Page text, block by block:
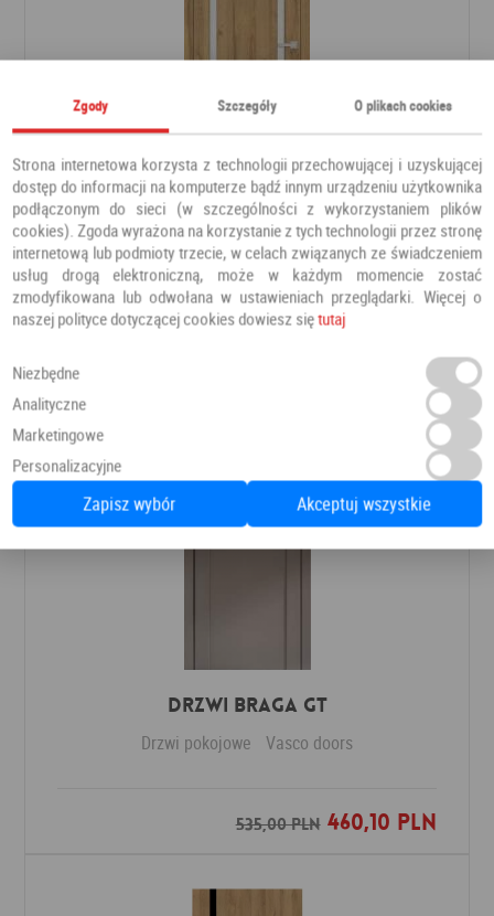
DRZWI FREZJA 9
Drzwi pokojowe Erkado
Drzwi Braga GT
Drzwi pokojowe Vasco doors
535,00 PLN460,10 PLN
Dodaj do ulubionych
Zgody Szczegóły O plikach cookies
Strona internetowa korzysta z technologii przechowującej i uzyskującej
dostęp do informacji na komputerze bądź innym urządzeniu użytkownika
podłączonym do sieci (w szczególności z wykorzystaniem plików
cookies). Zgoda wyrażona na korzystanie z tych technologii przez stronę
internetową lub podmioty trzecie, w celach związanych ze świadczeniem
usług drogą elektroniczną, może w każdym momencie zostać
zmodyfikowana lub odwołana w ustawieniach przeglądarki. Więcej o
naszej polityce dotyczącej cookies dowiesz siętutaj
Niezbędne
Analityczne
Marketingowe
Personalizacyjne
Zapisz wybór Akceptuj wszystkie